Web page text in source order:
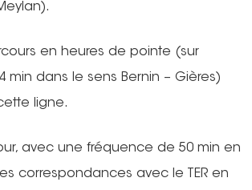
en heures de pointe (sur
min dans le sens Bernin – Gières)
ligne.
avec une fréquence de 50 min en
correspondances avec le TER en